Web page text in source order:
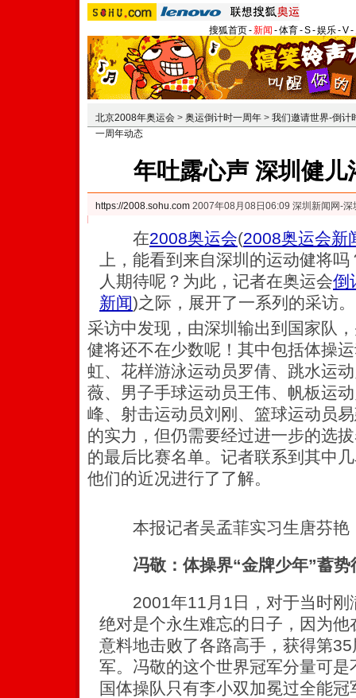
搜狐首页-新闻 -体育-S-娱乐-V-
北京2008年奥运会 > 奥运倒计时一周年 > 我们邀请世界-倒计
一周年动态
年吐露心声 深圳健儿
https://2008.sohu.com 2007年08月08日06:09 深圳新闻网-深
在2008奥运会(2008奥运会新
上，能看到来自深圳的运动健将
人期待呢？为此，记者在奥运会倒
新闻)之际，展开了一系列的采访。
采访中发现，由深圳输出到国家队
健将还不在少数呢！其中包括体操
虹、花样游泳运动员罗倩、跳水运
薇、男子手球运动员王伟、帆板运
峰、射击运动员刘刚、篮球运动员
的实力，但仍需要经过进一步的选
的最后比赛名单。记者联系到其中
他们的近况进行了了解。
本报记者吴孟菲实习生唐芬艳
冯敬：体操界“金牌少年”蓄势
2001年11月1日，对于当时刚
绝对是个永生难忘的日子，因为
意料地击败了各路高手，获得第
军。冯敬的这个世界冠军分量可
国体操队只有李小双加冕过全能